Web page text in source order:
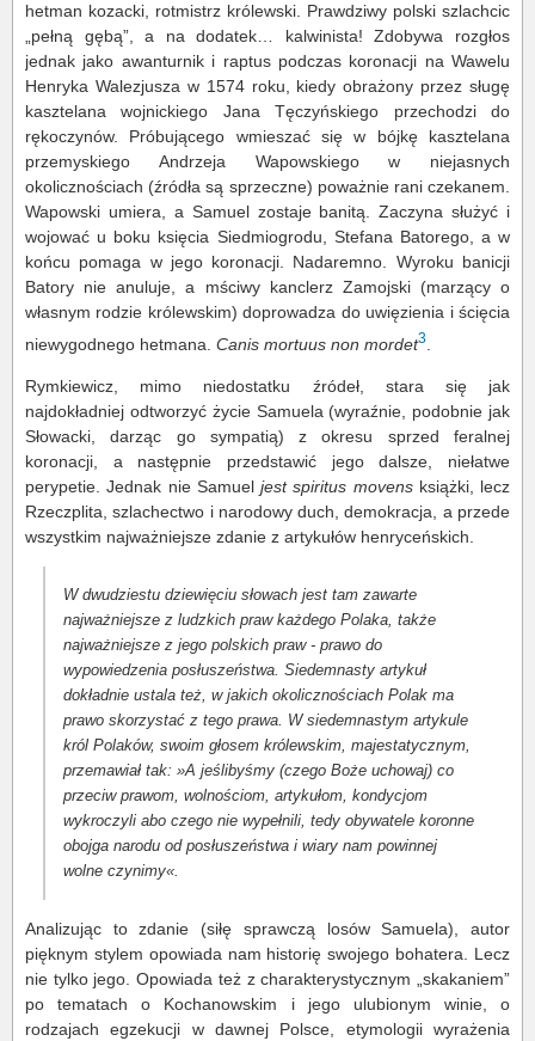
hetman kozacki, rotmistrz królewski. Prawdziwy polski szlachcic
„pełną gębą”, a na dodatek… kalwinista! Zdobywa rozgłos
jednak jako awanturnik i raptus podczas koronacji na Wawelu
Henryka Walezjusza w 1574 roku, kiedy obrażony przez sługę
kasztelana wojnickiego Jana Tęczyńskiego przechodzi do
rękoczynów. Próbującego wmieszać się w bójkę kasztelana
przemyskiego Andrzeja Wapowskiego w niejasnych
okolicznościach (źródła są sprzeczne) poważnie rani czekanem.
Wapowski umiera, a Samuel zostaje banitą. Zaczyna służyć i
wojować u boku księcia Siedmiogrodu, Stefana Batorego, a w
końcu pomaga w jego koronacji. Nadaremno. Wyroku banicji
Batory nie anuluje, a mściwy kanclerz Zamojski (marzący o
własnym rodzie królewskim) doprowadza do uwięzienia i ścięcia
niewygodnego hetmana. Canis mortuus non mordet3
Rymkiewicz, mimo niedostatku źródeł, stara się jak
najdokładniej odtworzyć życie Samuela (wyraźnie, podobnie jak
Słowacki, darząc go sympatią) z okresu sprzed feralnej
koronacji, a następnie przedstawić jego dalsze, niełatwe
perypetie. Jednak nie Samuel jest spiritus movensksiążki, lecz
Rzeczplita, szlachectwo i narodowy duch, demokracja, a przede
wszystkim najważniejsze zdanie z artykułów henryceńskich.
W dwudziestu dziewięciu słowach jest tam zawarte
najważniejsze z ludzkich praw każdego Polaka, także
najważniejsze z jego polskich praw - prawo do
wypowiedzenia posłuszeństwa. Siedemnasty artykuł
dokładnie ustala też, w jakich okolicznościach Polak ma
prawo skorzystać z tego prawa. W siedemnastym artykule
król Polaków, swoim głosem królewskim, majestatycznym,
przemawiał tak: »A jeślibyśmy (czego Boże uchowaj) co
przeciw prawom, wolnościom, artykułom, kondycjom
wykroczyli abo czego nie wypełnili, tedy obywatele koronne
obojga narodu od posłuszeństwa i wiary nam powinnej
wolne czynimy«.
Analizując to zdanie (siłę sprawczą losów Samuela), autor
pięknym stylem opowiada nam historię swojego bohatera. Lecz
nie tylko jego. Opowiada też z charakterystycznym „skakaniem”
po tematach o Kochanowskim i jego ulubionym winie, o
rodzajach egzekucji w dawnej Polsce, etymologii wyrażenia